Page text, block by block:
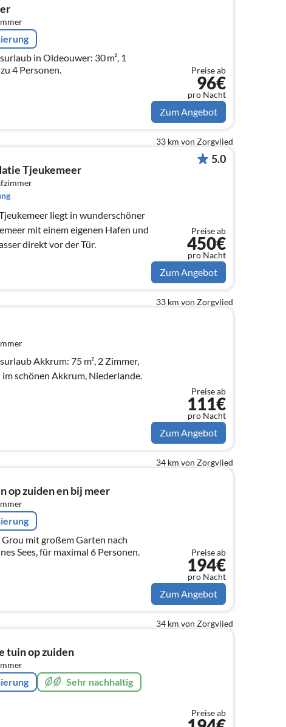
in Oldeouwer: 30 m², 1
4 Personen.
Preise ab
96€
pro Nacht
Zum Angebot
33 km von Zorgvlied
Tjeukemeer
liegt in wunderschöner
mit einem eigenen Hafen und
direkt vor der Tür.
5.0
Preise ab
450€
pro Nacht
Zum Angebot
33 km von Zorgvlied
Akkrum: 75 m², 2 Zimmer,
schönen Akkrum, Niederlande.
Preise ab
111€
pro Nacht
Zum Angebot
34 km von Zorgvlied
op zuiden en bij meer
mit großem Garten nach
Sees, für maximal 6 Personen.
Preise ab
194€
pro Nacht
Zum Angebot
34 km von Zorgvlied
tuin op zuiden
Sehr nachhaltig
Preise ab